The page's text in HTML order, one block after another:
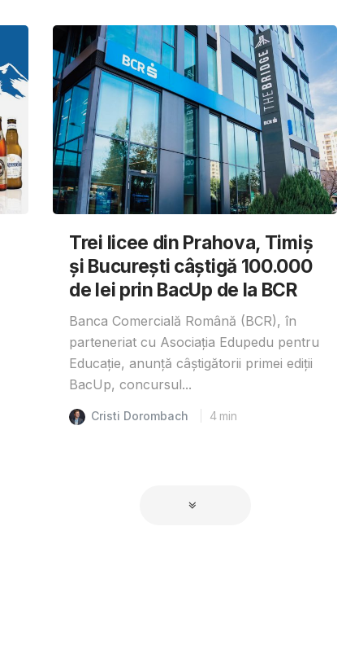
Trei licee din Prahova, Timiș
și București câștigă 100.000
de lei prin BacUp de la BCR
Banca Comercială Română (BCR), în
parteneriat cu Asociația Edupedu pentru
Educație, anunță câștigătorii primei ediții
BacUp, concursul...
Cristi Dorombach 4 min